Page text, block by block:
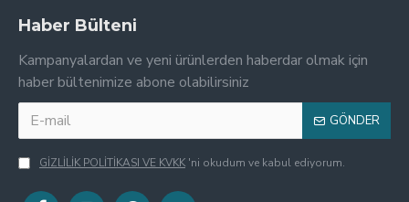
Haber Bülteni
Kampanyalardan ve yeni ürünlerden haberdar olmak için
haber bültenimize abone olabilirsiniz
GÖNDER
GİZLİLİK POLİTİKASI VE KVKK 'ni okudum ve kabul ediyorum.